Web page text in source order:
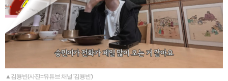
▲김용빈(사진=유튜브 채널 '김용빈')